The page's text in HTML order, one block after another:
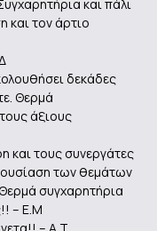
και πάλι
και τον άρτιο
δεκάδες
Θερμά
άξιους
και τους συνεργάτες
των θεμάτων
συγχαρητήρια
– Ε.Μ